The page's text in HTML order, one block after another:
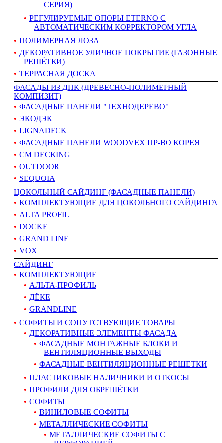
СЕРИЯ)
РЕГУЛИРУЕМЫЕ ОПОРЫ ETERNO С
АВТОМАТИЧЕСКИМ КОРРЕКТОРОМ УГЛА
ПОЛИМЕРНАЯ ЛОЗА
ДЕКОРАТИВНОЕ УЛИЧНОЕ ПОКРЫТИЕ (ГАЗОННЫЕ
РЕШЁТКИ)
ТЕРРАСНАЯ ДОСКА
ФАСАДЫ ИЗ ДПК (ДРЕВЕСНО-ПОЛИМЕРНЫЙ
КОМПИЗИТ)
ФАСАДНЫЕ ПАНЕЛИ "ТЕХНОДЕРЕВО"
ЭКОДЭК
LIGNADECK
ФАСАДНЫЕ ПАНЕЛИ WOODVEX ПР-ВО КОРЕЯ
CM DECKING
OUTDOOR
SEQUOIA
ЦОКОЛЬНЫЙ САЙДИНГ (ФАСАДНЫЕ ПАНЕЛИ)
КОМПЛЕКТУЮЩИЕ ДЛЯ ЦОКОЛЬНОГО САЙДИНГА
ALTA PROFIL
DOCKE
GRAND LINE
VOX
САЙДИНГ
КОМПЛЕКТУЮЩИЕ
АЛЬТА-ПРОФИЛЬ
ДЁКЕ
GRANDLINE
СОФИТЫ И СОПУТСТВУЮЩИЕ ТОВАРЫ
ДЕКОРАТИВНЫЕ ЭЛЕМЕНТЫ ФАСАДА
ФАСАДНЫЕ МОНТАЖНЫЕ БЛОКИ И
ВЕНТИЛЯЦИОННЫЕ ВЫХОДЫ
ФАСАДНЫЕ ВЕНТИЛЯЦИОННЫЕ РЕШЕТКИ
ПЛАСТИКОВЫЕ НАЛИЧНИКИ И ОТКОСЫ
ПРОФИЛИ ДЛЯ ОБРЕШЁТКИ
СОФИТЫ
ВИНИЛОВЫЕ СОФИТЫ
МЕТАЛЛИЧЕСКИЕ СОФИТЫ
МЕТАЛЛИЧЕСКИЕ СОФИТЫ С